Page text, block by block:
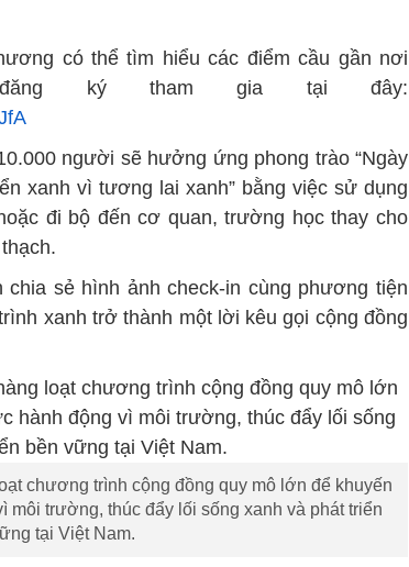
có thể tìm hiểu các điểm cầu gần nơi
ký tham gia tại đây:
người sẽ hưởng ứng phong trào “Ngày
xanh vì tương lai xanh” bằng việc sử dụng
đi bộ đến cơ quan, trường học thay cho
sẻ hình ảnh check-in cùng phương tiện
xanh trở thành một lời kêu gọi cộng đồng
chương trình cộng đồng quy mô lớn để khuyến
môi trường, thúc đẩy lối sống xanh và phát triển
tại Việt Nam.